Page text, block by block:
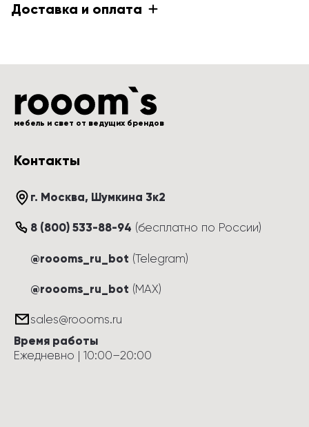
Доставка и оплата
мебель и свет от ведущих брендов
Контакты
г. Москва, Шумкина 3к2
8 (800) 533-88-94 (бесплатно по России)
@roooms_ru_bot (Telegram)
@roooms_ru_bot (MAX)
sales@roooms.ru
Время работы
Ежедневно | 10:00–20:00